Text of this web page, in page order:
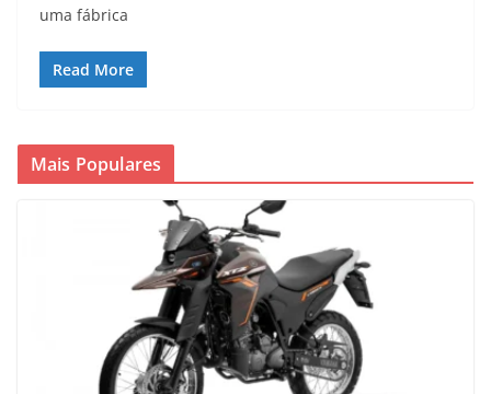
uma fábrica
Read More
Mais Populares